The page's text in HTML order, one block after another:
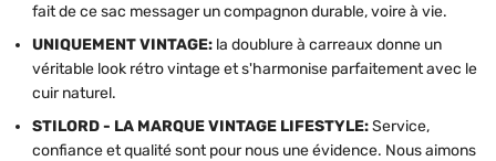
fait de ce sac messager un compagnon durable, voire à vie.
UNIQUEMENT VINTAGE: la doublure à carreaux donne un
véritable look rétro vintage et s'harmonise parfaitement avec le
cuir naturel.
STILORD - LA MARQUE VINTAGE LIFESTYLE:Service,
confiance et qualité sont pour nous une évidence. Nous aimons